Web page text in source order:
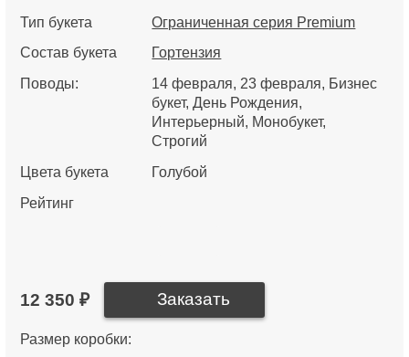
Тип букета
Ограниченная серия Premium
Состав букета
Гортензия
Поводы:
14 февраля 23 февраля
Бизнес
букет День Рождения
Интерьерный
Монобукет
Строгий
Цвета букета
Голубой
Рейтинг
12 350 ₽
Размер коробки: